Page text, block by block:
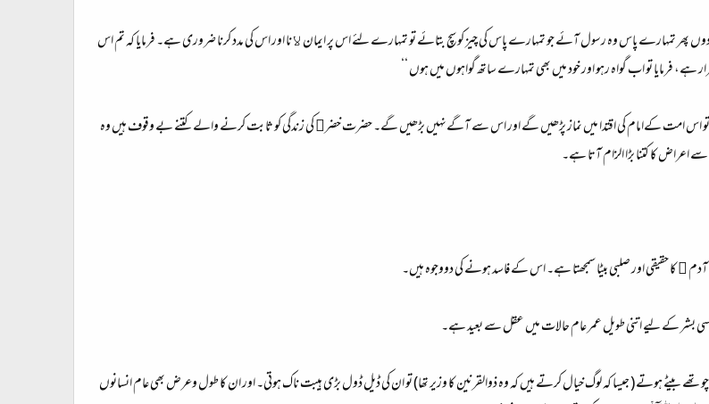
دوں پھر تمہارے پاس وه رسول آئے جو تمہارے پاس کی چیز کو سچ بتائے تو تمہارے لئے اس پر ایمان ﻻنا اور اس کی مدد کرنا ضروری ہے۔ فرمایا کہ تم اس
فرمایا تو اب گواه رہو اور خود میں بھی تمہارے ساتھ گواہوں میں ہوں ‘‘
امت کےامام کی اقتدا میں نماز پڑھیں گے اور اس سے آگےنہیں بڑھیں گے۔ حضرت خضر﷤ کی زندگی کو ثابت کرنے والے کتنے بے وقوف ہیں وہ
کا کتنا بڑا الزام آتا ہے۔
حقیقی اور صلبی بیٹا سمجھتا ہے۔ اس کے فاسد ہونے کی دووجوہ ہیں۔
بیٹے ہوتے ( جیسا کہ لوگ خیال کرتے ہیں کہ وہ ذوالقرنین کا وزیر تھا) تو ان کی ڈیل ڈول بڑی ہیبت ناک ہوتی۔ اور ان کا طول وعرض بھی عام انسانوں